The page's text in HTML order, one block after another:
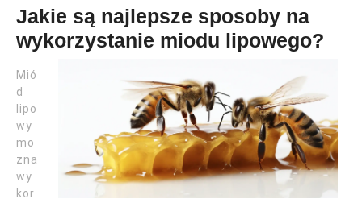
Jakie są najlepsze sposoby na
wykorzystanie miodu lipowego?
Mió
d
lipo
wy
mo
żna
wy
kor